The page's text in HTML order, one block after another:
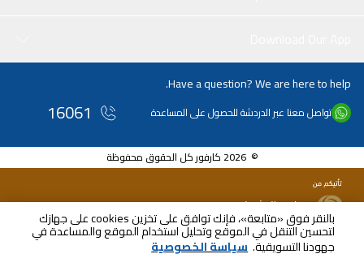
بالنقر فوق «متابعة»، فإنك توافق على تخزين cookies على جهازك
لتحسين التنقل في الموقع وتحليل استخدام الموقع والمساعدة في
جهودنا التسويقية. سياسة الخصوصية
Have a question? We are here to help.
تواصل معنا عبر الدردشة للحصول على المساعدة 16061
© 2026 كارفور كل الحقوق محفوظة